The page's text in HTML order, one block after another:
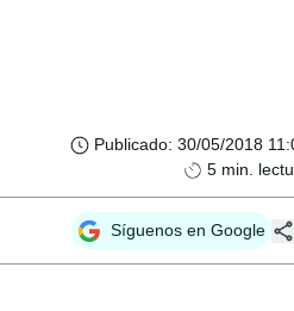
Publicado: 30/05/2018
5 min.
Síguenos en Google